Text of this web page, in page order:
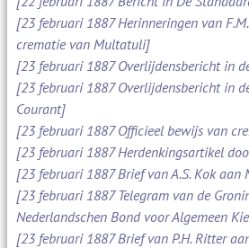
[23 februari 1887 Herinneringen van
crematie van Multatuli]
[23 februari 1887 Overlijdensbericht in
[23 februari 1887 Overlijdensbericht in
Courant]
[23 februari 1887 Officieel bewijs van
[23 februari 1887 Herdenkingsartikel
[23 februari 1887 Brief van A.S. Kok aan
[23 februari 1887 Telegram van de
Nederlandschen Bond voor Algemeen
[23 februari 1887 Brief van P.H. Ritter